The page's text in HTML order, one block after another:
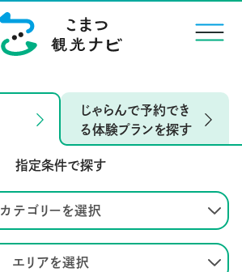
menu
じゃらんで予約でき
る体験プランを探す
指定条件で探す
カテゴリーを選択
エリアを選択